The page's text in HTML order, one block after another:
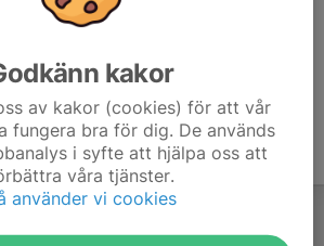
kakor
av kakor (cookies) för att vår
fungera bra för dig. De används
i syfte att hjälpa oss att
våra tjänster.
använder vi cookies